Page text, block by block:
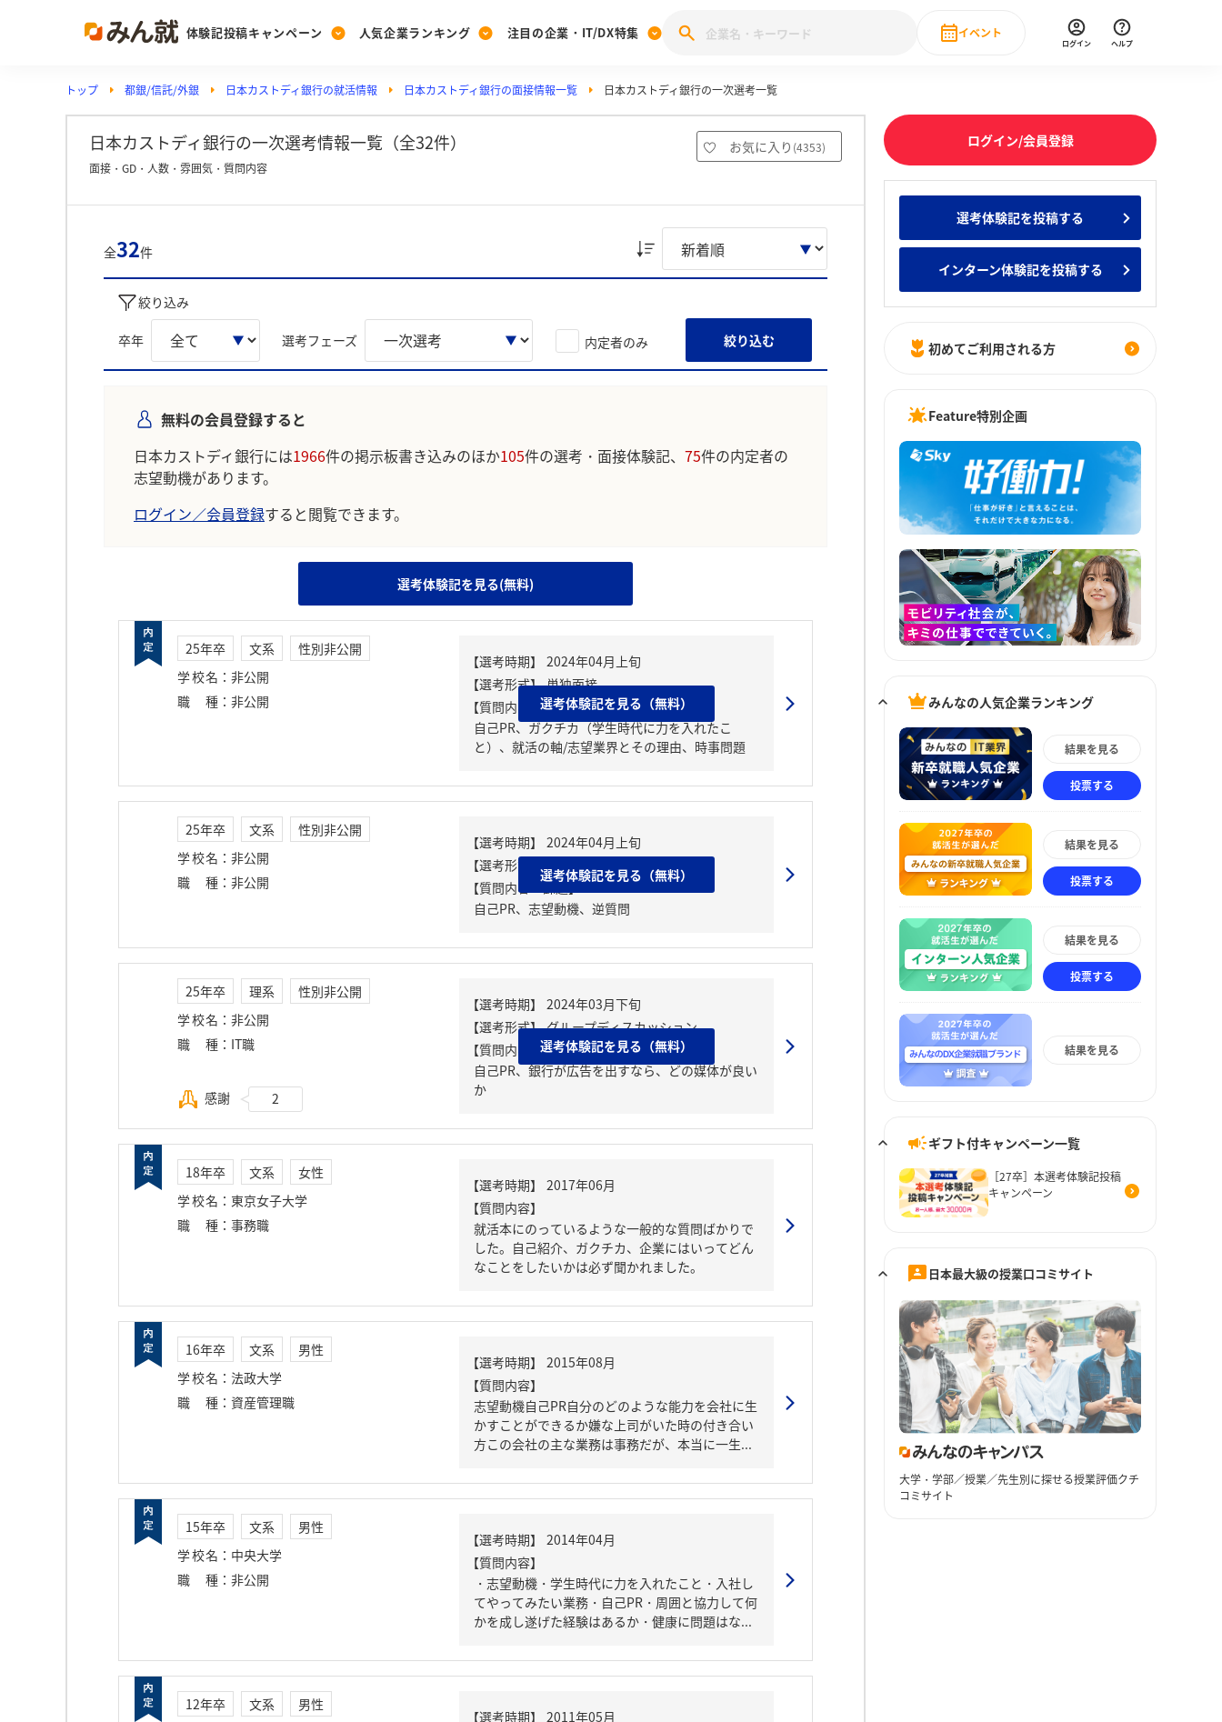
体験記投稿キャンペーン
Post
投稿する
[27卒] 本選考体験記投稿キャンペーン
人気企業ランキング
Ranking
ランキングを見る
Vote みんなの新卒就職人気企業ランキング みんなのインターン人気企業ランキ
注目の企業・IT/DX特集
PickUp
注目の企業特集
28卒 IT・DX現場社員インタビュー
イベント
直近のイベント一覧
ログイン ヘルプ
トップ 都銀/信託/外銀 日本カストディ銀行の就活情報 日本カストディ銀行の面接情報一覧 日本カストディ銀行の一次選考一覧
日本カストディ銀行の一次選考情報一覧（全32件） お気に入り (4353)
面接・GD・人数・雰囲気・質問内容
全32件
絞り込み
卒年 選考フェーズ 内定者のみ 絞り込む
無料の会員登録すると
日本カストディ銀行には1966件の掲示板書き込みのほか105件の選考・面接体験記、 75件の内定者の
志望動機があります。
ログイン／会員登録すると閲覧できます。
選考体験記を見る(無料)
25年卒 文系
性別非公開
学校名 ： 非公開
職種 ： 非公開
【質問内容・課題】
自己PR、ガクチカ（学生時代に力を入れたこ
と）、就活の軸/志望業界とその理由、時事問題
選考体験記を見る（無料）
25年卒 文系
性別非公開
学校名 ： 非公開
職種 ： 非公開
【質問内容・課題】
自己PR、志望動機、逆質問
選考体験記を見る（無料）
25年卒 理系
性別非公開
学校名 ： 非公開
職種 ： IT職
感謝 2
【質問内容・課題】
自己PR、銀行が広告を出すなら、どの媒体が良い
か
選考体験記を見る（無料）
18年卒 文系
女性
学校名 ： 東京女子大学
職種 ： 事務職
【質問内容】
就活本にのっているような一般的な質問ばかりで
した。自己紹介、ガクチカ、企業にはいってどん
なことをしたいかは必ず聞かれました。
16年卒 文系
男性
学校名 ： 法政大学
職種 ： 資産管理職
【質問内容】
志望動機自己PR自分のどのような能力を会社に生
かすことができるか嫌な上司がいた時の付き合い
方この会社の主な業務は事務だが、本当に一生...
15年卒 文系
男性
学校名 ： 中央大学
職種 ： 非公開
【質問内容】
・志望動機・学生時代に力を入れたこと・入社し
てやってみたい業務・自己PR・周囲と協力して何
かを成し遂げた経験はあるか・健康に問題はな...
12年卒 文系
男性
ログイン/会員登録
選考体験記を投稿する
インターン体験記を投稿する
初めてご利用される方
Feature特別企画
みんなの人気企業ランキング
結果を見る
投票する
結果を見る
投票する
結果を見る
投票する
結果を見る
ギフト付キャンペーン一覧
［27卒］本選考体験記投稿
キャンペーン
日本最大級の授業口コミサイト
大学・学部／授業／先生別に探せる授業評価クチ
コミサイト